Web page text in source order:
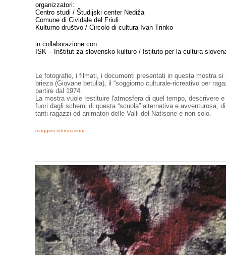
organizzatori:
Centro studi / Študijski center Nediža
Comune di Cividale del Friuli
Kulturno društvo / Circolo di cultura Ivan Trinko
in collaborazione con:
ISK – Inštitut za slovensko kulturo / Istituto per la cultura
Le fotografie, i filmati, i documenti presentati in questa mostra
brieza (Giovane betulla), il “soggiorno culturale-ricreativo per
partire dal 1974.
La mostra vuole restituire l'atmosfera di quel tempo, descrivere
fuori dagli schemi di questa “scuola” alternativa e avventurosa,
tanti ragazzi ed animatori delle Valli del Natisone e non solo.
maggiori informazioni